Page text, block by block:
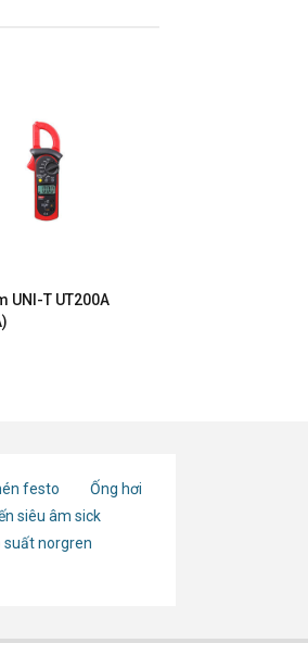
UNI-T UT200A
festo
Ống hơi
siêu âm sick
suất norgren